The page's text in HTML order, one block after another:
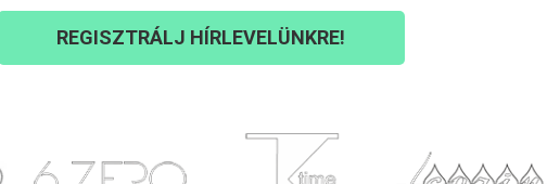
REGISZTRÁLJ HÍRLEVELÜNKRE!